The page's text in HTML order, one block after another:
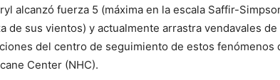
alcanzó fuerza 5 (máxima en la escala Saffir-
de sus vientos) y actualmente arrastra vendavales
del centro de seguimiento de estos fenómenos
Center (NHC).